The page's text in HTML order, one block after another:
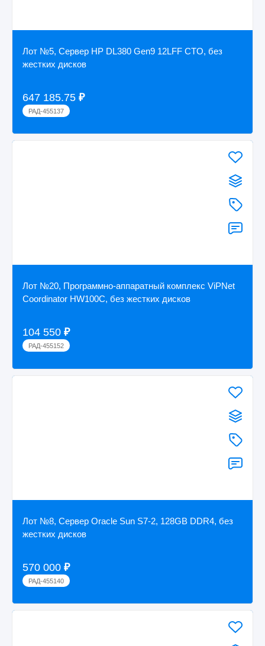
Лот №5, Сервер HP DL380 Gen9 12LFF CTO, без
жестких дисков
647 185.75 ₽
РАД-455137
Лот №20, Программно-аппаратный комплекс ViPNet
Coordinator HW100C, без жестких дисков
104 550 ₽
РАД-455152
Лот №8, Сервер Oracle Sun S7-2, 128GB DDR4, без
жестких дисков
570 000 ₽
РАД-455140